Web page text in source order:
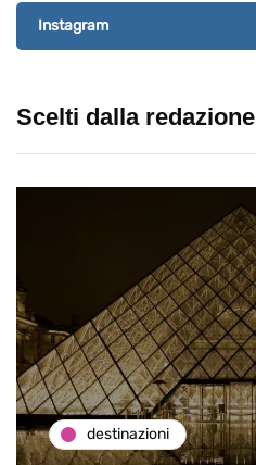
Instagram
Scelti dalla redazione
destinazioni